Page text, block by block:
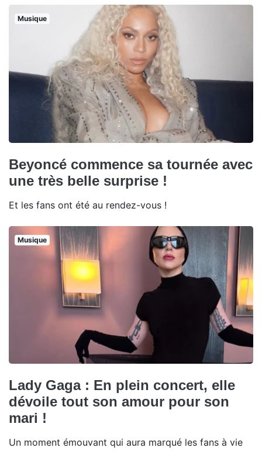
Musique
Beyoncé commence sa tournée avec
une très belle surprise !
Et les fans ont été au rendez-vous !
Musique
Lady Gaga : En plein concert, elle
dévoile tout son amour pour son
mari !
Un moment émouvant qui aura marqué les fans à vie